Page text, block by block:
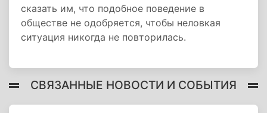
сказать им, что подобное поведение в
обществе не одобряется, чтобы неловкая
ситуация никогда не повторилась.
СВЯЗАННЫЕ НОВОСТИ И СОБЫТИЯ